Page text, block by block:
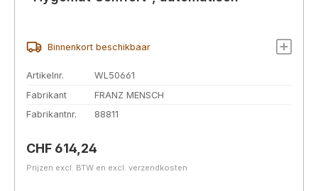
Binnenkort beschikbaar
Artikelnr.
WL50661
Fabrikant
FRANZ MENSCH
Fabrikantnr.
88811
Normale prijs:
CHF 614,24
Prijzen excl. BTW en excl. verzendkosten